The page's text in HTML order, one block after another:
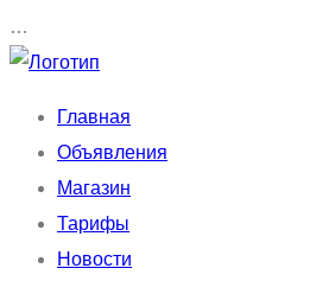
…
Главная
Объявления
Магазин
Тарифы
Новости